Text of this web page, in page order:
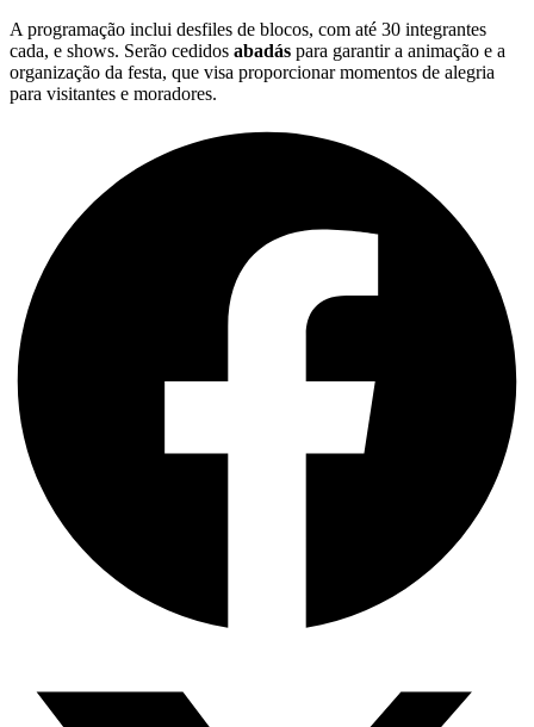
A programação inclui desfiles de blocos, com até 30 integrantes
cada, e shows. Serão cedidos abadás para garantir a animação e a
organização da festa, que visa proporcionar momentos de alegria
para visitantes e moradores.